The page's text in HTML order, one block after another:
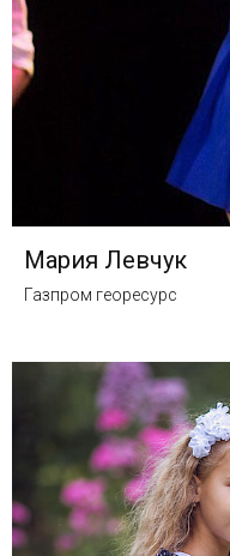
Мария Левчук
Газпром георесурс